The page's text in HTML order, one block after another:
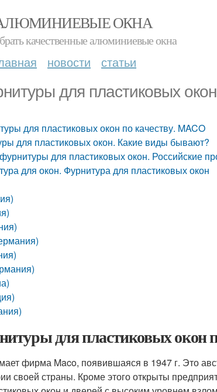
ОКНА
качественные алюминиевые окна
новости статьи
для пластиковых
для пластиковых окон по качеству. MACO
для пластиковых окон. Какие виды бывают?
для пластиковых окон. Российские
для окон. Фурнитура для пластиковых окон
для пластиковых окон
фирма Maco, появившаяся в 1947 г. Это
своей страны. Кроме этого открыты